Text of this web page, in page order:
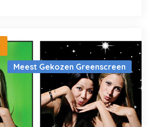
Meest Gekozen Greenscreen